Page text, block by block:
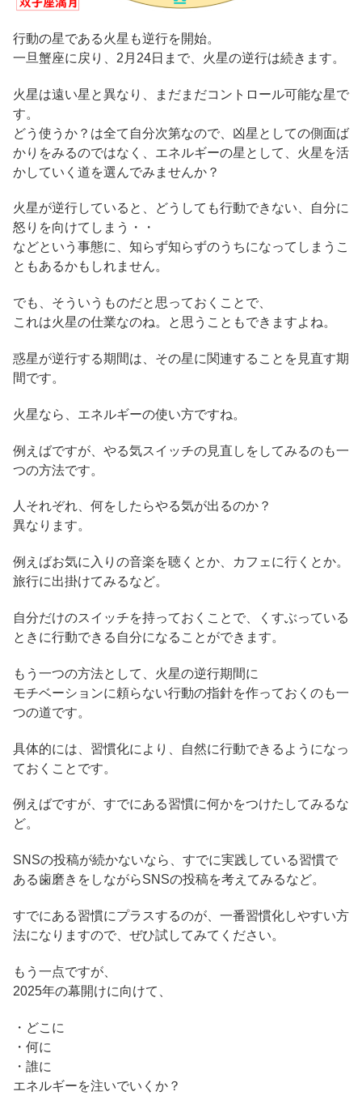
行動の星である火星も逆行を開始。
一旦蟹座に戻り、2月24日まで、火星の逆行は続きます。
火星は遠い星と異なり、まだまだコントロール可能な星で
す。
どう使うか？は全て自分次第なので、凶星としての側面ば
かりをみるのではなく、エネルギーの星として、火星を活
かしていく道を選んでみませんか？
火星が逆行していると、どうしても行動できない、自分に
怒りを向けてしまう・・
などという事態に、知らず知らずのうちになってしまうこ
ともあるかもしれません。
でも、そういうものだと思っておくことで、
これは火星の仕業なのね。と思うこともできますよね。
惑星が逆行する期間は、その星に関連することを見直す期
間です。
火星なら、エネルギーの使い方ですね。
例えばですが、やる気スイッチの見直しをしてみるのも一
つの方法です。
人それぞれ、何をしたらやる気が出るのか？
異なります。
例えばお気に入りの音楽を聴くとか、カフェに行くとか。
旅行に出掛けてみるなど。
自分だけのスイッチを持っておくことで、くすぶっている
ときに行動できる自分になることができます。
もう一つの方法として、火星の逆行期間に
モチベーションに頼らない行動の指針を作っておくのも一
つの道です。
具体的には、習慣化により、自然に行動できるようになっ
ておくことです。
例えばですが、すでにある習慣に何かをつけたしてみるな
ど。
SNSの投稿が続かないなら、すでに実践している習慣で
ある歯磨きをしながらSNSの投稿を考えてみるなど。
すでにある習慣にプラスするのが、一番習慣化しやすい方
法になりますので、ぜひ試してみてください。
もう一点ですが、
2025年の幕開けに向けて、
・どこに
・何に
・誰に
エネルギーを注いでいくか？